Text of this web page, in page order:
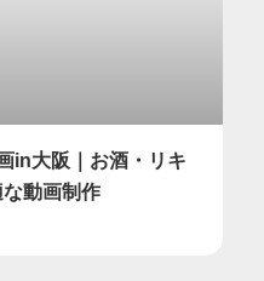
in大阪｜お酒・リキ
動画制作